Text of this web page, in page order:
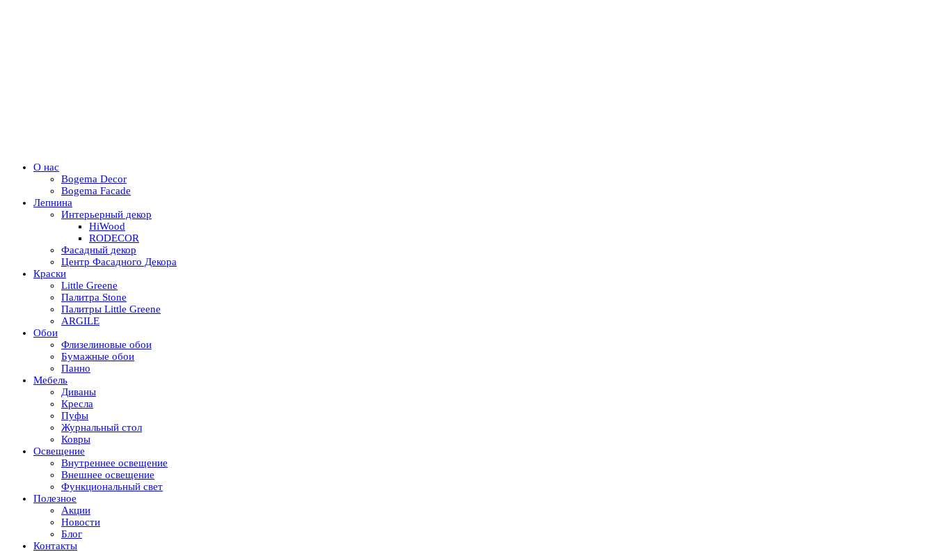
О нас
Bogema Decor
Bogema Facade
Лепнина
Интерьерный декор
HiWood
RODECOR
Фасадный декор
Центр Фасадного Декора
Краски
Little Greene
Палитра Stone
Палитры Little Greene
ARGILE
Обои
Флизелиновые обои
Бумажные обои
Панно
Мебель
Диваны
Кресла
Пуфы
Журнальный стол
Ковры
Освещение
Внутреннее освещение
Внешнее освещение
Функциональный свет
Полезное
Акции
Новости
Блог
Контакты